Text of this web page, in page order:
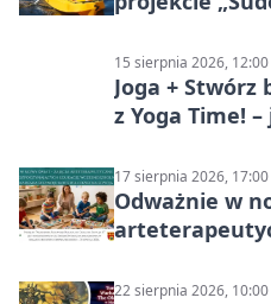
15 sierpnia 2026, 12:00
Joga +
z Yoga Time!
17 sierpnia 2026, 17:00
Odważnie w
22 sierpnia 2026, 10:00